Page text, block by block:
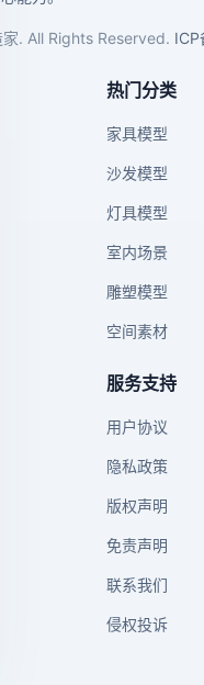
. All Rights Reserved. ICP
热门分类
家具模型
沙发模型
灯具模型
室内场景
雕塑模型
空间素材
服务支持
用户协议
隐私政策
版权声明
免责声明
联系我们
侵权投诉